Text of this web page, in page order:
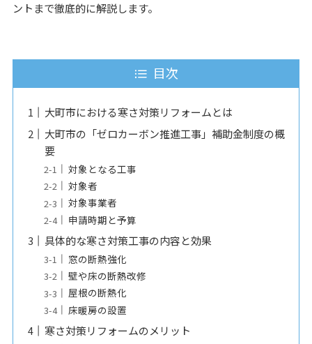
ントまで徹底的に解説します。
目次
大町市における寒さ対策リフォームとは
大町市の「ゼロカーボン推進工事」補助金制度の概
要
対象となる工事
対象者
対象事業者
申請時期と予算
具体的な寒さ対策工事の内容と効果
窓の断熱強化
壁や床の断熱改修
屋根の断熱化
床暖房の設置
寒さ対策リフォームのメリット